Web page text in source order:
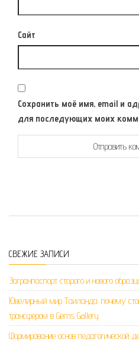
Сайт
Сохранить моё имя, email и
для последующих моих
СВЕЖИЕ ЗАПИСИ
Загранпаспорт старого и нового
Ювелирный мир Таиланда: почему
трансфером в Gems Gallery
Формирование основ педагогической